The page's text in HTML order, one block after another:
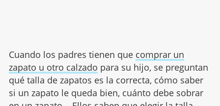
Cuando los padres tienen que comprar un
zapato u otro calzado para su hijo, se preguntan
qué talla de zapatos es la correcta, cómo saber
si un zapato le queda bien, cuánto debe sobrar